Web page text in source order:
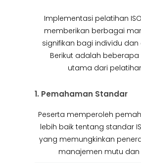
Implementasi pelatihan ISO
memberikan berbagai
signifikan bagi individu dan
Berikut adalah
utama dari
1. Pemahaman Standar
Peserta memperoleh
lebih baik tentang standar
yang memungkinkan
manajemen mutu dan